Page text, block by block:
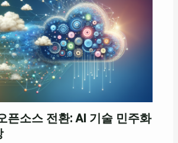
픈소스 전환: AI 기술 민주화